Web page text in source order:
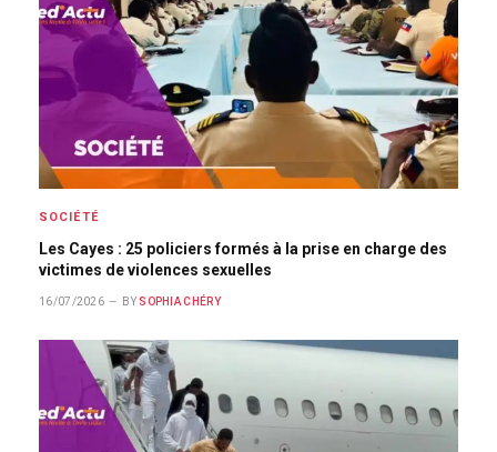
SOCIÉTÉ
Les Cayes : 25 policiers formés à la prise en charge des
victimes de violences sexuelles
16/07/2026 BY SOPHIA CHÉRY